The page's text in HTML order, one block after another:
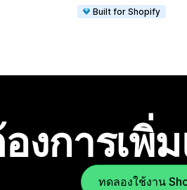
Built for Shopify
งการเพิ่
ทดลองใช้งาน